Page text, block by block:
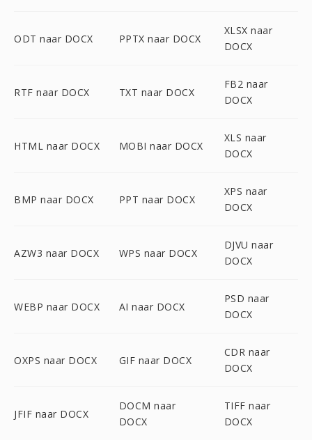
ODT naar DOCX PPTX naar DOCX
XLSX naar
DOCX
RTF naar DOCX TXT naar DOCX
FB2 naar
DOCX
HTML naar DOCX MOBI naar DOCX
XLS naar
DOCX
BMP naar DOCX PPT naar DOCX
XPS naar
DOCX
AZW3 naar DOCX WPS naar DOCX
DJVU naar
DOCX
WEBP naar DOCX AI naar DOCX
PSD naar
DOCX
OXPS naar DOCX GIF naar DOCX
CDR naar
DOCX
JFIF naar DOCX
DOCM naar
DOCX
TIFF naar
DOCX